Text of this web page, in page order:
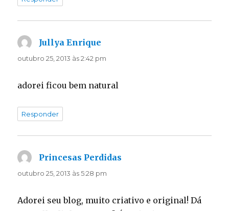
Jullya Enrique
outubro 25, 2013 às 2:42 pm
adorei ficou bem natural
Responder
Princesas Perdidas
outubro 25, 2013 às 5:28 pm
Adorei seu blog, muito criativo e original! Dá